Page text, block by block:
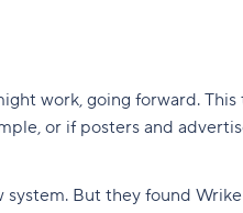
work, going forward.
or if posters and
But they found